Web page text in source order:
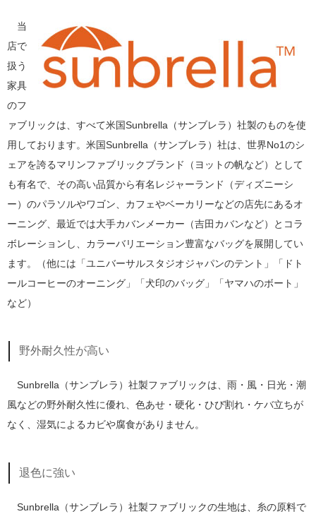
当
店で
扱う
家具
のフ
ァブリックは、すべて米国Sunbrella（サンブレラ）社製のものを使
用しております。米国Sunbrella（サンブレラ）社は、世界No1のシ
ェアを誇るマリンファブリックブランド（ヨットの帆など）として
も有名で、その高い品質から有名レジャーランド（ディズニーシ
ー）のパラソルやワゴン、カフェやベーカリーなどの店先にあるオ
ーニング、最近では大手カバンメーカー（吉田カバンなど）とコラ
ボレーションし、カラーバリエーション豊富なバッグを展開してい
ます。（他には「ユニバーサルスタジオジャパンのテント」「ドト
ールコーヒーのオーニング」「犬印のバッグ」「ヤマハのボート」
など）
野外耐久性が高い
Sunbrella（サンブレラ）社製ファブリックは、雨・風・日光・潮
風などの野外耐久性に優れ、色あせ・硬化・ひび割れ・ケバ立ちが
なく、湿気によるカビや腐食がありません。
退色に強い
Sunbrella（サンブレラ）社製ファブリックの生地は、糸の原料で